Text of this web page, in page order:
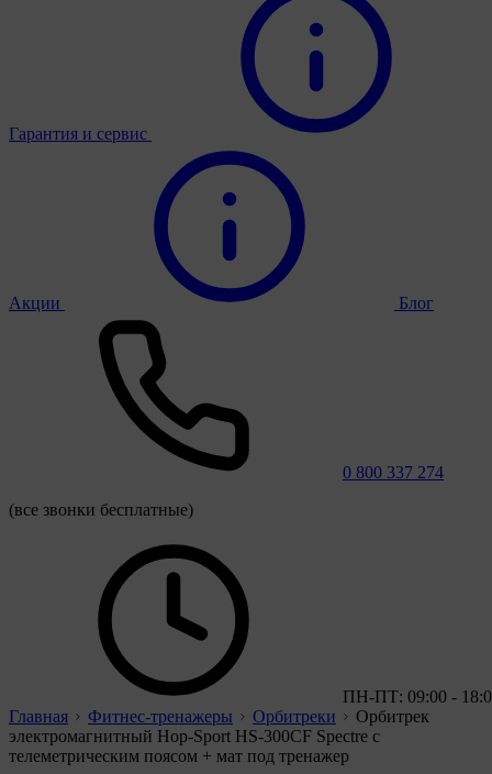
Гарантия и сервис
Акции Блог
0 800 337 274
(все звонки бесплатные)
ПН-ПТ: 09:00 -
Главная
Фитнес-тренажеры Орбитреки
Орбитрек
электромагнитный Hop-Sport HS-300CF Spectre с
телеметрическим поясом + мат под тренажер